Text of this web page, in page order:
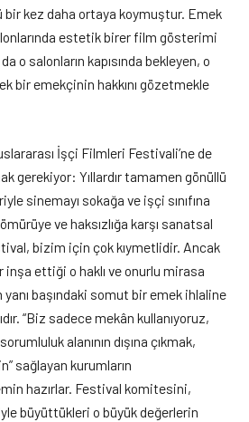
bir kez daha ortaya koymuştur. Emek
estetik birer film gösterimi
o salonların kapısında bekleyen, o
bir emekçinin hakkını gözetmekle
İşçi Filmleri Festivali’ne de
gerekiyor: Yıllardır tamamen gönüllü
sinemayı sokağa ve işçi sınıfına
ve haksızlığa karşı sanatsal
bizim için çok kıymetlidir. Ancak
ettiği o haklı ve onurlu mirasa
başındaki somut bir emek ihlaline
“Biz sadece mekân kullanıyoruz,
alanının dışına çıkmak,
sağlayan kurumların
hazırlar. Festival komitesini,
büyüttükleri o büyük değerlerin